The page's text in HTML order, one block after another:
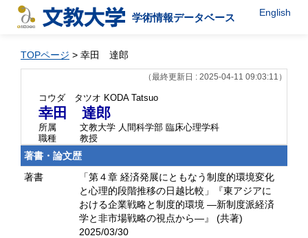
学術情報データベース English
TOPページ > 幸田 達郎
（最終更新日 : 2025-04-11 09:03:11）
コウダ タツオ KODA Tatsuo
幸田 達郎
所属
文教大学 人間科学部 臨床心理学科
職種
教授
著書・論文歴
著書
「第４章 経済発展にともなう制度的環境変化
と心理的段階推移の日越比較」『東アジアに
おける企業戦略と制度的環境 ―新制度派経済
学と非市場戦略の視点から―』 (共著)
2025/03/30